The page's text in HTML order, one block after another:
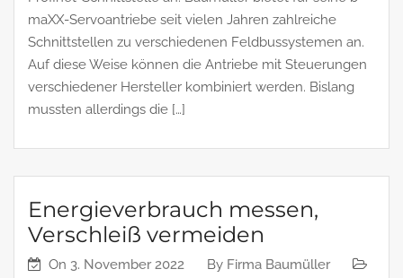
maXX-Servoantriebe seit vielen Jahren zahlreiche
Schnittstellen zu verschiedenen Feldbussystemen an.
Auf diese Weise können die Antriebe mit Steuerungen
verschiedener Hersteller kombiniert werden. Bislang
mussten allerdings die […]
Energieverbrauch messen,
Verschleiß vermeiden
On 3. November 2022 By Firma Baumüller